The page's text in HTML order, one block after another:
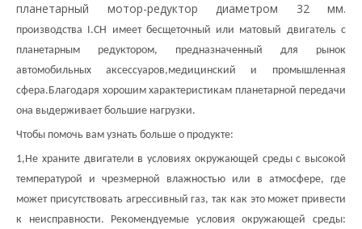
планетарный мотор-редуктор диаметром 32 мм.
производства I.CH имеет бесщеточный или матовый двигатель с
планетарным редуктором, предназначенный для рынок
автомобильных аксессуаров,медицинский и
промышленная
сфера.Благодаря хорошим характеристикам планетарной передачи
она выдерживает большие нагрузки.
Чтобы помочь вам узнать больше о продукте:
1,Не храните двигатели в условиях окружающей среды с высокой
температурой и чрезмерной влажностью или в атмосфере, где
может присутствовать агрессивный газ, так как это может привести
к неисправности. Рекомендуемые условия окружающей среды: